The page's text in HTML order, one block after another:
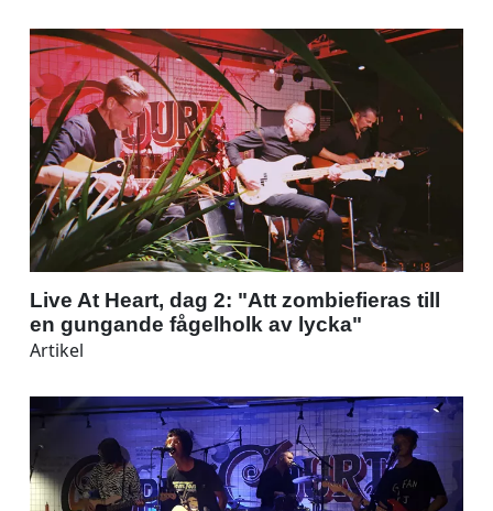
Live At Heart, dag 2: "Att zombiefieras till
en gungande fågelholk av lycka"
Artikel